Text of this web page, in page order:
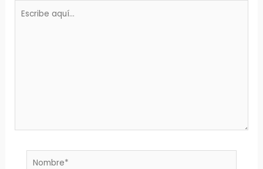
Escribe
Nombre*